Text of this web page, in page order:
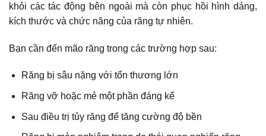
khỏi các tác động bên ngoài mà còn phục hồi hình dáng,
kích thước và chức năng của răng tự nhiên.
Bạn cần đến mão răng trong các trường hợp sau:
Răng bị sâu nặng với tổn thương lớn
Răng vỡ hoặc mẻ một phần đáng kể
Sau điều trị tủy răng để tăng cường độ bền